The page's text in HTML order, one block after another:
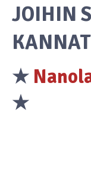
JOIHIN
★
★